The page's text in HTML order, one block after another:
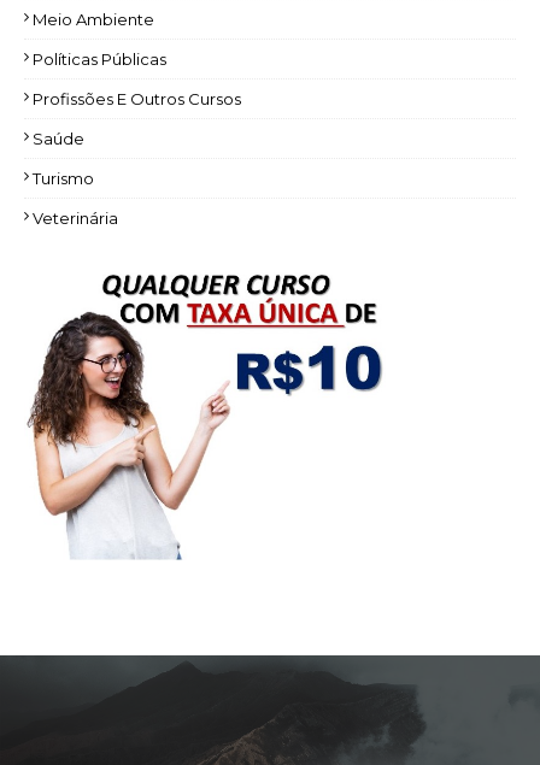
Meio Ambiente
Políticas Públicas
Profissões E Outros Cursos
Saúde
Turismo
Veterinária